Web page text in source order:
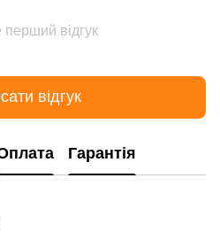
перший відгук
відгук
Гарантія